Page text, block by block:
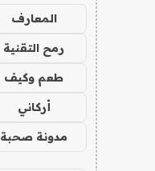
المعارف
رمح التقنية
طعم وكيف
أركاني
مدونة صحبة